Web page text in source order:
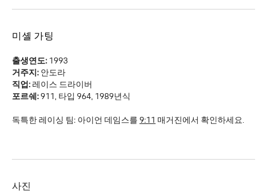
미셸 가팅
출생연도: 1993
거주지: 안도라
직업:레이스 드라이버
포르쉐:911, 타입 964, 1989년식
독특한 레이싱 팀: 아이언 데임스를 9:11 매거진에서 확인하세요.
사진